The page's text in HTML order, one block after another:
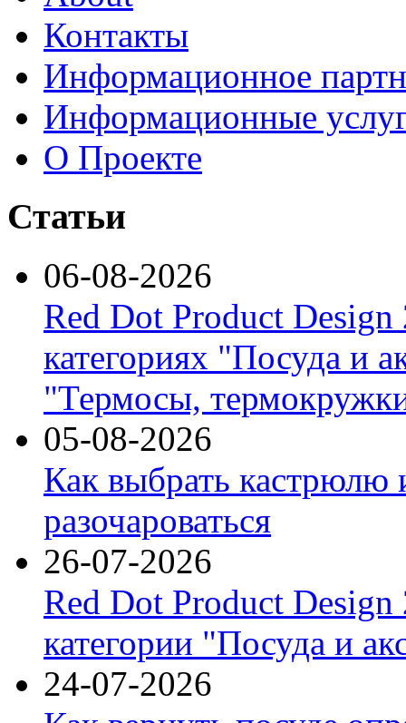
Контакты
Информационное
Информационные
О Проекте
Статьи
06-08-2026
Red Dot Product Design
категориях "Посуда и
"Термосы,
05-08-2026
Как выбрать кастрюлю
разочароваться
26-07-2026
Red Dot Product Design
категории "Посуда и
24-07-2026